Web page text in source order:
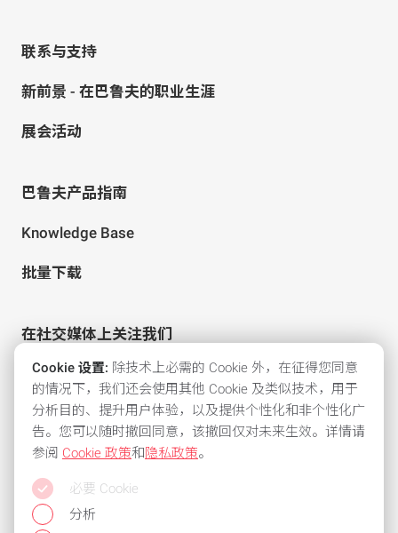
联系与支持
新前景 - 在巴鲁夫的职业生涯
展会活动
巴鲁夫产品指南
Knowledge Base
批量下载
在社交媒体上关注我们
所有常用支付方式
保持灵活性，使用以下付款方式之一：
Cookie 设置: 除技术上必需的 Cookie 外，在征得您同意
的情况下，我们还会使用其他 Cookie 及类似技术，用于
分析目的、提升用户体验，以及提供个性化和非个性化广
告。您可以随时撤回同意，该撤回仅对未来生效。详情请
参阅 Cookie 政策和隐私政策。
必要 Cookie
分析